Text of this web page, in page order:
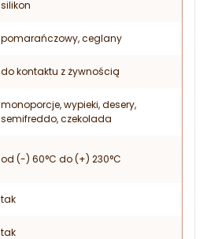
silikon
pomarańczowy, ceglany
do kontaktu z żywnością
monoporcje, wypieki, desery,
semifreddo, czekolada
od (-) 60°C do (+) 230°C
tak
tak